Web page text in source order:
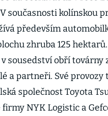
současnosti kolínskou
především
zhruba 125
sousedství obří továrny
a partneři. Své provozy
společnost Toyota
NYK Logistic a